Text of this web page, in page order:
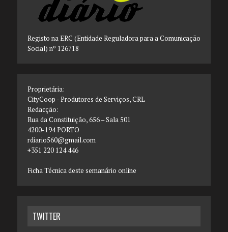
Registo na ERC (Entidade Reguladora para a Comunicação
Social) nº 126718
Proprietária:
CityCoop - Produtores de Serviços, CRL
Redacção:
Rua da Constituição, 656 – Sala 501
4200-194 PORTO
rdiario560@gmail.com
+351 220 124 446
Ficha Técnica deste semanário online
TWITTER